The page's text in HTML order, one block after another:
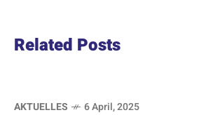
Related Posts
AKTUELLES 6 April, 2025